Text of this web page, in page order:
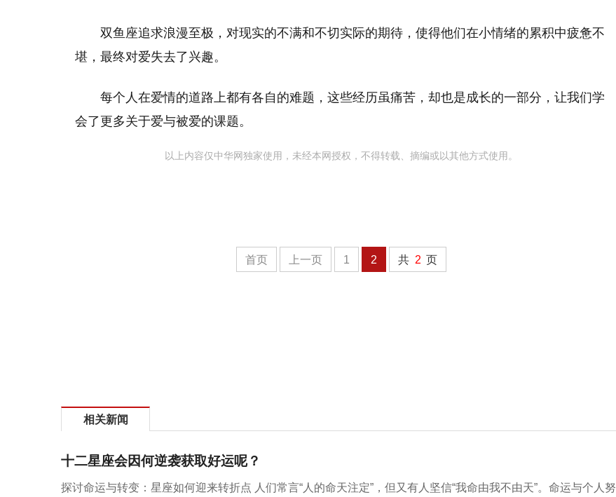
双鱼座追求浪漫至极，对现实的不满和不切实际的期待，使得他们在小情绪的累积中疲惫不
堪，最终对爱失去了兴趣。
每个人在爱情的道路上都有各自的难题，这些经历虽痛苦，却也是成长的一部分，让我们学
会了更多关于爱与被爱的课题。
以上内容仅中华网独家使用，未经本网授权，不得转载、摘编或以其他方式使用。
首页 上一页 1 2 共 2 页
相关新闻
十二星座会因何逆袭获取好运呢？
探讨命运与转变：星座如何迎来转折点 人们常言“人的命天注定”，但又有人坚信“我命由我不由天”。命运与个人努